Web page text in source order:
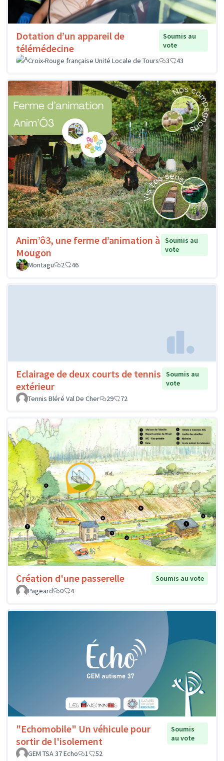
Dotation d’un appareil de
télémédecine
Soumis au
vote
Croix-Rouge française Unité Locale de Tours
3 43
Anim’ô3, une ferme d’animation à
Mougon
Soumis au
vote
Montagu
2 46
Eclairage de deux courts de tennis
extérieur
Soumis au
vote
Tennis Bléré Val De Cher
29 72
Création d'une passerelle
Soumis au vote
Pageard
0 4
"Echomobile" Un véhicule pour
sortir de l'isolement
Soumis
au vote
GEM TSA 37 Echo
1 52